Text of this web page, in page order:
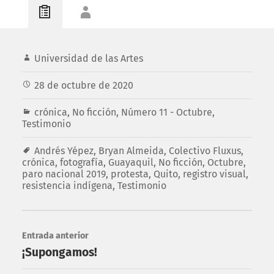
Universidad de las Artes
28 de octubre de 2020
crónica, No ficción, Número 11 - Octubre,
Testimonio
Andrés Yépez, Bryan Almeida, Colectivo Fluxus,
crónica, fotografía, Guayaquil, No ficción, Octubre,
paro nacional 2019, protesta, Quito, registro visual,
resistencia indígena, Testimonio
Entrada anterior
¡Supongamos!